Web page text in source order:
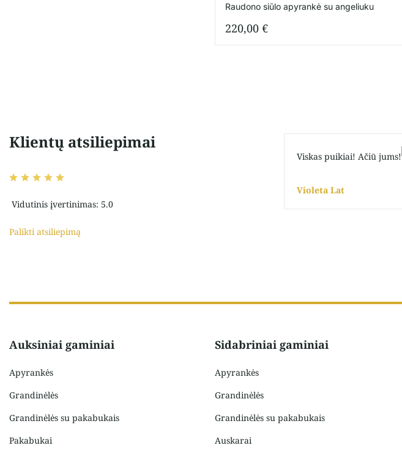
Raudono siūlo apyrankė su angeliuku
220,00 €
Klientų atsiliepimai
Vidutinis įvertinimas: 5.0
Palikti atsiliepimą
Viskas puikiai! Ačiū jums!
Violeta Lat
Auksiniai gaminiai
Apyrankės
Grandinėlės
Grandinėlės su pakabukais
Pakabukai
Sidabriniai gaminiai
Apyrankės
Grandinėlės
Grandinėlės su pakabukais
Auskarai